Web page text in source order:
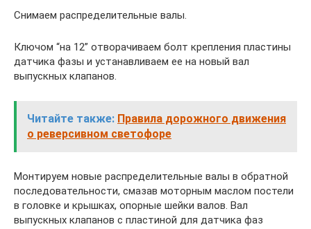
Снимаем распределительные валы.
Ключом “на 12” отворачиваем болт крепления пластины
датчика фазы и устанавливаем ее на новый вал
выпускных клапанов.
Читайте также: Правила дорожного движения
о реверсивном светофоре
Монтируем новые распределительные валы в обратной
последовательности, смазав моторным маслом постели
в головке и крышках, опорные шейки валов. Вал
выпускных клапанов с пластиной для датчика фаз